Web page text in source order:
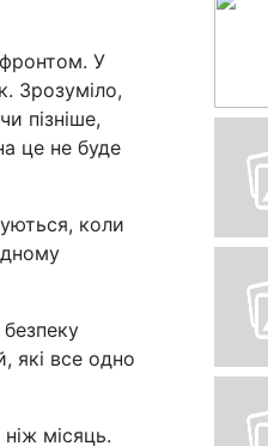
У
Зрозуміло,
пізніше,
це не буде
коли
які все одно
місяць.